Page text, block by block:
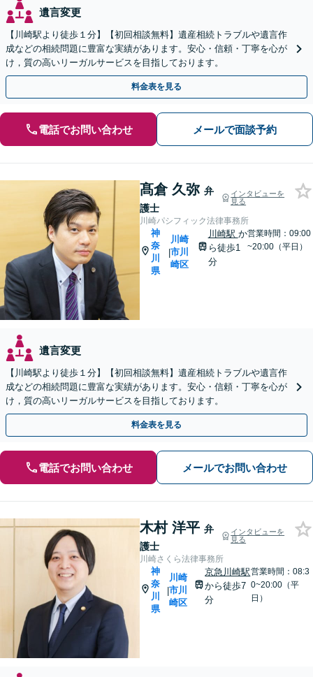
遺言変更
【川崎駅より徒歩１分】【初回相談無料】遺産相続トラブルや遺言作
成などの相続問題に豊富な実績があります。安心・信頼・丁寧を心が
け，質の高いリーガルサービスを目指しております。
料金表を見る
電話でお問い合わせ メールで面談予約
髙倉 久弥 弁
護士
インタビューを
見る
川崎パシフィック法律事務所
神
奈
川
県
|
川崎
市川
崎区
川崎駅 か
ら徒歩1
分
営業時間：09:00
~20:00（平日）
遺言変更
【川崎駅より徒歩１分】【初回相談無料】遺産相続トラブルや遺言作
成などの相続問題に豊富な実績があります。安心・信頼・丁寧を心が
け，質の高いリーガルサービスを目指しております。
料金表を見る
電話でお問い合わせ メールでお問い合わせ
木村 洋平 弁
護士
インタビューを
見る
川崎さくら法律事務所
神
奈
川
県
|
川崎
市川
崎区
京急川崎駅
から徒歩7
分
営業時間：08:3
0~20:00（平
日）